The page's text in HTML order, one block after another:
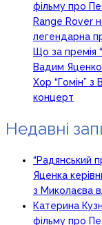
фільму про
Range Rover
легендарна
Що за премія
Вадим Яценко
Хор “Гомін”
концерт
Недавні
“Радянський
Яценка
з Миколаєва
Катерина
фільму про